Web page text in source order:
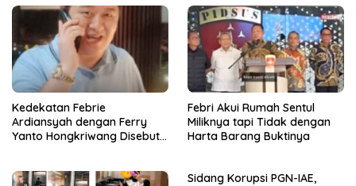
Kedekatan Febrie
Ardiansyah dengan Ferry
Yanto Hongkriwang Disebut
Febri Akui Rumah Sentul
Miliknya tapi Tidak dengan
Harta Barang Buktinya
Sidang Korupsi PGN-IAE,